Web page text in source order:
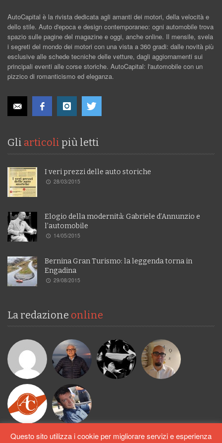
AutoCapital è la rivista dedicata agli amanti dei motori, della velocità e
dello stile. Auto d'epoca e design contemporaneo: ogni automobile trova
spazio sulle pagine del magazine e oggi, anche online. Il mensile, svela
i segreti del mondo dei motori con una vista a 360 gradi: dalle novità più
esclusive alle schede tecniche delle vetture, dagli aggiornamenti sui
principali eventi alle corse storiche. AutoCapital: l'automobile con un
pizzico di romanticismo ed eleganza.
Gli articoli più letti
I veri prezzi delle auto storiche
28/03/2015
Elogio della modernità: Gabriele d’Annunzio e
l’automobile
14/05/2015
Bernina Gran Turismo: la leggenda torna in
Engadina
29/08/2015
La redazione online
Questo sito utilizza i cookie per migliorare servizi e esperienza